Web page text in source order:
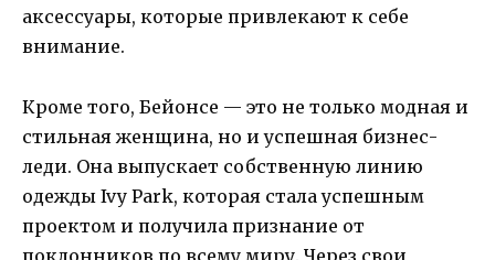
аксессуары, которые привлекают к себе
внимание.
Кроме того, Бейонсе — это не только модная и
стильная женщина, но и успешная бизнес-
леди. Она выпускает собственную линию
одежды Ivy Park, которая стала успешным
проектом и получила признание от
поклонников по всему миру. Через свои